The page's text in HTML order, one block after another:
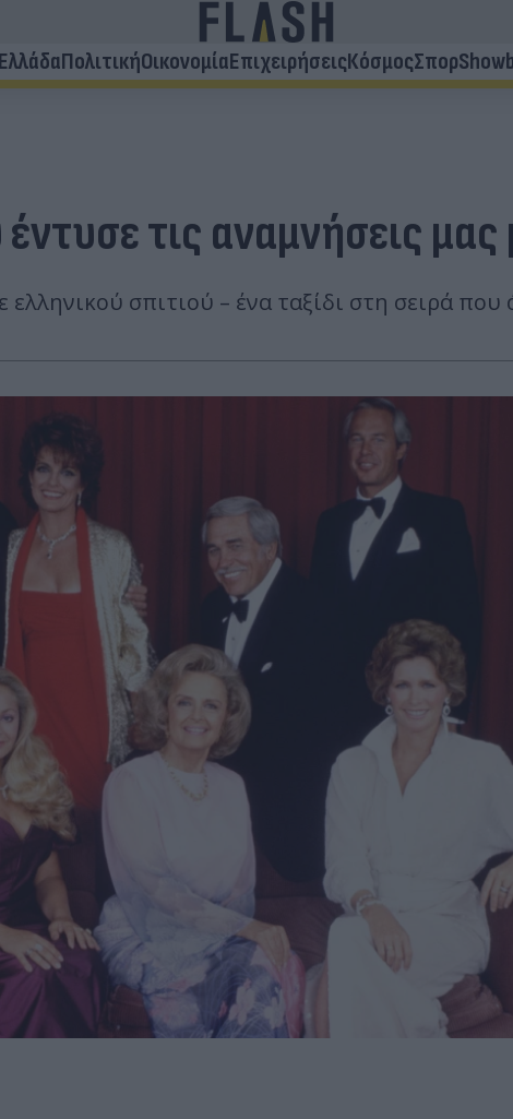
ΕλλάδαΠολιτικήΟικονομίαΕπιχειρήσειςΚόσμοςΣπορ
τις αναμνήσεις μας
σπιτιού – ένα ταξίδι στη σειρά